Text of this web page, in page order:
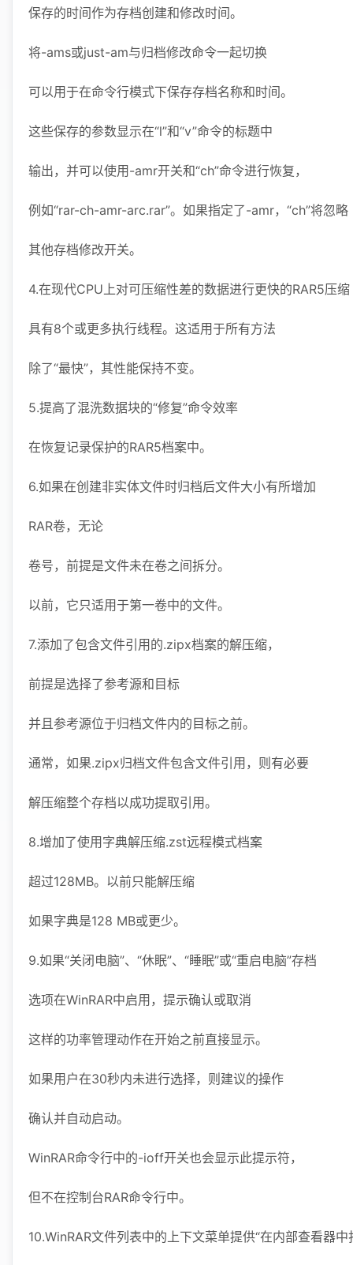
保存的时间作为存档创建和修改时间。
将-ams或just-am与归档修改命令一起切换
可以用于在命令行模式下保存存档名称和时间。
这些保存的参数显示在“l”和“v”命令的标题中
输出，并可以使用-amr开关和“ch”命令进行恢复，
例如“rar-ch-amr-arc.rar”。如果指定了-amr，“ch”将忽略
其他存档修改开关。
4.在现代CPU上对可压缩性差的数据进行更快的RAR5压缩
具有8个或更多执行线程。这适用于所有方法
除了“最快”，其性能保持不变。
5.提高了混洗数据块的“修复”命令效率
在恢复记录保护的RAR5档案中。
6.如果在创建非实体文件时归档后文件大小有所增加
RAR卷，无论
卷号，前提是文件未在卷之间拆分。
以前，它只适用于第一卷中的文件。
7.添加了包含文件引用的.zipx档案的解压缩，
前提是选择了参考源和目标
并且参考源位于归档文件内的目标之前。
通常，如果.zipx归档文件包含文件引用，则有必要
解压缩整个存档以成功提取引用。
8.增加了使用字典解压缩.zst远程模式档案
超过128MB。以前只能解压缩
如果字典是128 MB或更少。
9.如果“关闭电脑”、“休眠”、“睡眠”或“重启电脑”存档
选项在WinRAR中启用，提示确认或取消
这样的功率管理动作在开始之前直接显示。
如果用户在30秒内未进行选择，则建议的操作
确认并自动启动。
WinRAR命令行中的-ioff开关也会显示此提示符，
但不在控制台RAR命令行中。
10.WinRAR文件列表中的上下文菜单提供“在内部查看器中